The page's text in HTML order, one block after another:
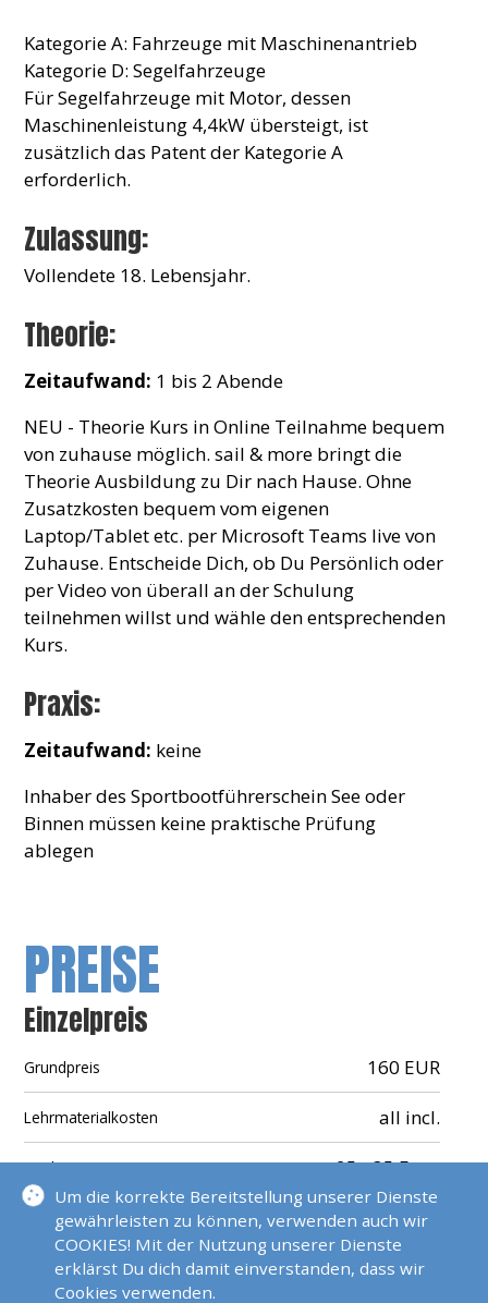
Kategorie A: Fahrzeuge mit Maschinenantrieb
Kategorie D: Segelfahrzeuge
Für Segelfahrzeuge mit Motor, dessen
Maschinenleistung 4,4kW übersteigt, ist
zusätzlich das Patent der Kategorie A
erforderlich.
Zulassung:
Vollendete 18. Lebensjahr.
Theorie:
Zeitaufwand: 1 bis 2 Abende
NEU - Theorie Kurs in Online Teilnahme bequem
von zuhause möglich. sail & more bringt die
Theorie Ausbildung zu Dir nach Hause. Ohne
Zusatzkosten bequem vom eigenen
Laptop/Tablet etc. per Microsoft Teams live von
Zuhause. Entscheide Dich, ob Du Persönlich oder
per Video von überall an der Schulung
teilnehmen willst und wähle den entsprechenden
Kurs.
Praxis:
Zeitaufwand: keine
Inhaber des Sportbootführerschein See oder
Binnen müssen keine praktische Prüfung
ablegen
PREISE
Einzelpreis
Grundpreis 160 EUR
Lehrmaterialkosten all incl.
Arztkosten 25 - 35 Euro
Prüfungskosten 69 EUR
Fahrkostenanteil Prüfer 25 EUR
Um die korrekte Bereitstellung unserer Dienste
gewährleisten zu können, verwenden auch wir
COOKIES! Mit der Nutzung unserer Dienste
erklärst Du dich damit einverstanden, dass wir
Cookies verwenden.